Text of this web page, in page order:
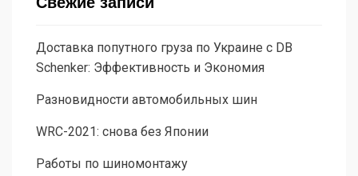
Доставка попутного груза по Украине с DB
Schenker: Эффективность и Экономия
Разновидности автомобильных шин
WRC-2021: снова без Японии
Работы по шиномонтажу